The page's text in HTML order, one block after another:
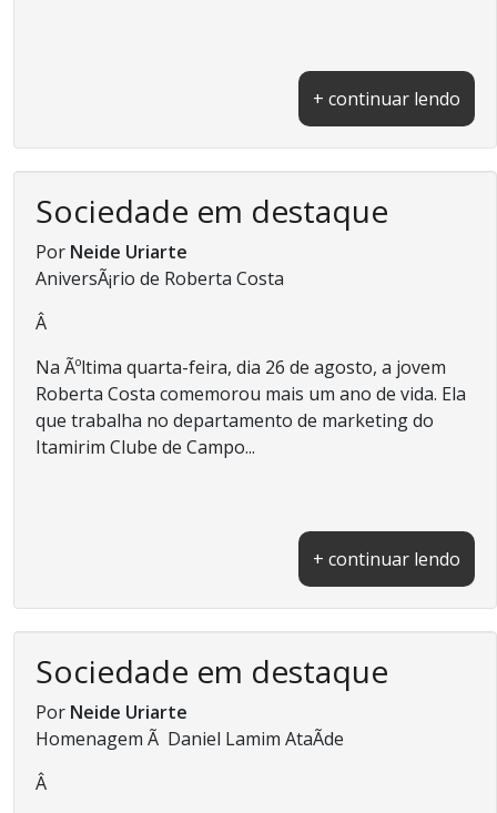
+ continuar lendo
Sociedade em destaque
Por Neide Uriarte
AniversÃ¡rio de Roberta Costa
Â
Na Ãºltima quarta-feira, dia 26 de agosto, a jovem
Roberta Costa comemorou mais um ano de vida. Ela
que trabalha no departamento de marketing do
Itamirim Clube de Campo...
+ continuar lendo
Sociedade em destaque
Por Neide Uriarte
Homenagem Ã Daniel Lamim AtaÃ­de
Â